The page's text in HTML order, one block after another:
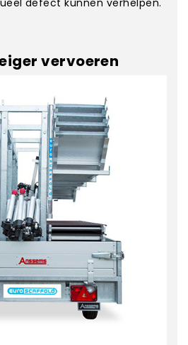
defect kunnen verhelpen.
vervoeren